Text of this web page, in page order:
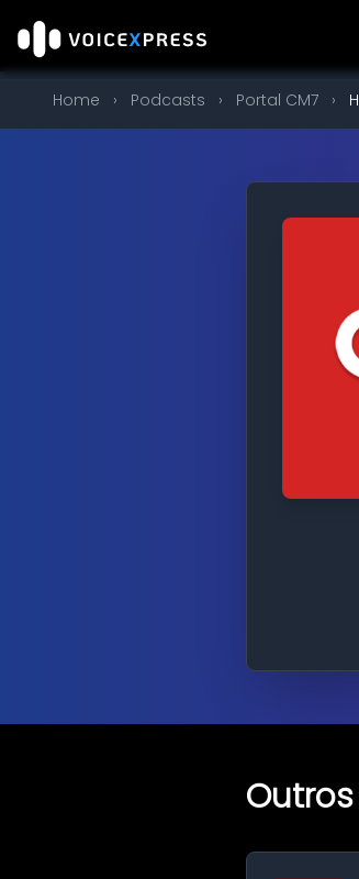
Home › Podcasts › Portal CM7 ›